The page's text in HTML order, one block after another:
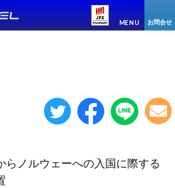
MENU お問合せ
ノルウェーへの入国に際する